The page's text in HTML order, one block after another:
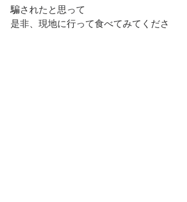
騙されたと思って
是非、現地に行って食べてみてくださ